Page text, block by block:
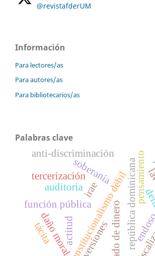
@revistafderUM
Información
Para lectores/as
Para autores/as
Para bibliotecarios/as
Palabras clave
constitucionalismo débilrepública dominicana
auditoria
soberanía pensamiento
actitud lavado de dinero
daño moral
función pública
inversiones
irae
tercerización
tácita
anti-discriminación